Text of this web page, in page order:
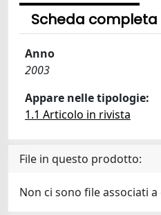
Scheda completa
Anno
2003
Appare nelle tipologie:
1.1 Articolo in rivista
File in questo prodotto:
Non ci sono file associati